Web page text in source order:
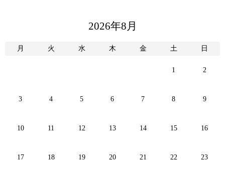
2026年8月
月 火 水 木 金 土 日
1 2
3 4 5 6 7 8 9
10 11 12 13 14 15 16
17 18 19 20 21 22 23